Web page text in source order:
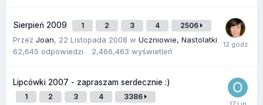
Sierpień 2009 1 2 3 4 2506
Przez Joan, 22 Listopada 2008 w Uczniowie, Nastolatki
62,645 odpowiedzi 2,466,463 wyświetleń
Lipcówki 2007 - zapraszam serdecznie :)
1 2 3 4 3386